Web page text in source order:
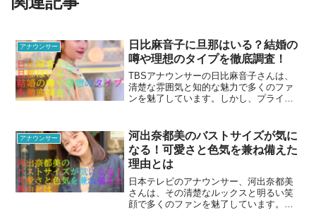
アナウンサー
日比麻音子に旦那はいる？結婚の
噂や理想のタイプを徹底調査！
TBSアナウンサーの日比麻音子さんは、
清楚な雰囲気と知的な魅力で多くのファ
ンを魅了しています。​しかし、プライベ
いという声も多く聞かれます。​本記事で
は、日比麻音子さんの...
アナウンサー
河出奈都美のバストサイズが気に
なる！可愛さと色気を兼ね備えた
理由とは
日本テレビのアナウンサー、河出奈都美
さんは、その清楚なルックスと明るい笑
顔で多くのファンを魅了しています。​し